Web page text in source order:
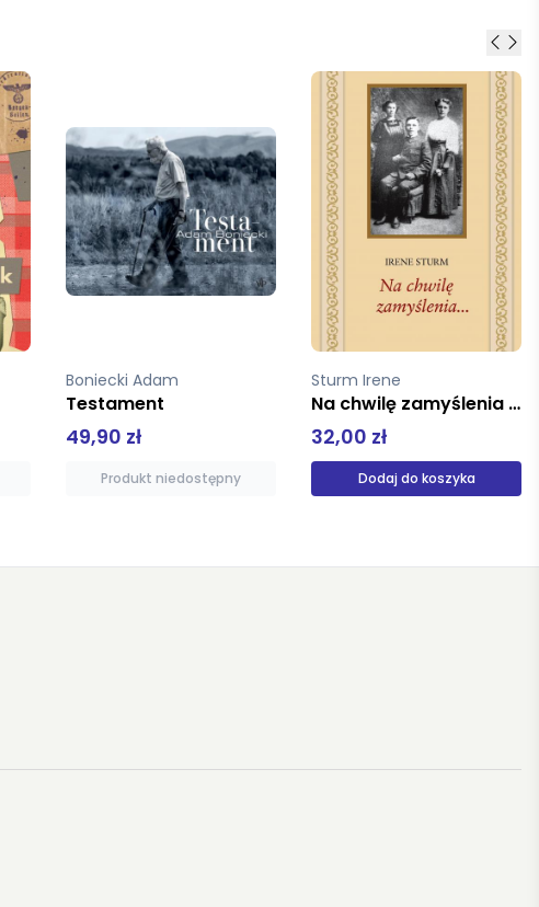
Boniecki Adam
Testament
49,90 zł
Produkt niedostępny
Sturm Irene
Na chwilę zamyślenia mk
32,00 zł
Dodaj do koszyka